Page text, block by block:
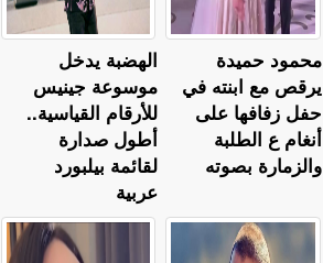
الهضبة يدخل
موسوعة جينيس
للأرقام القياسية..
أطول صدارة
لقائمة بيلبورد
عربية
محمود حميدة
يرقص مع ابنته في
حفل زفافها على
أنغام ع الطلبة
والزمارة بصوته